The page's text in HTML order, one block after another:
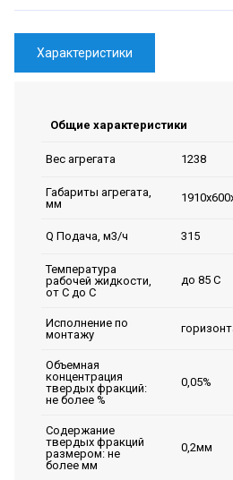
Характеристики
Общие характеристики
Вес агрегата 1238
Габариты агрегата,
мм
Q Подача, м3/ч 315
Температура
рабочей жидкости,
от С до С
до 85 С
Исполнение по
монтажу
Объемная
концентрация
твердых фракций:
не более %
0,05%
Содержание
твердых фракций
размером: не
более мм
0,2мм